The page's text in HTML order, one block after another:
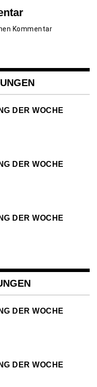
Kommentar
DER WOCHE (
DER WOCHE (
DER WOCHE (
DER WOCHE (
DER WOCHE (